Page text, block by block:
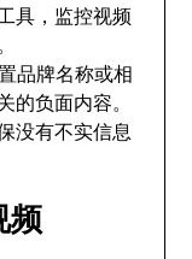
具，监控视频
品牌名称或相
负面内容。
没有不实信息
频